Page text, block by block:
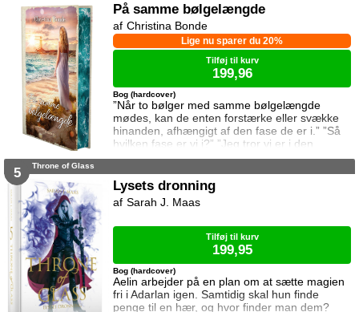
På samme bølgelængde
”Når to bølger med samme bølgelængde
mødes, kan de enten forstærke eller svække
hinanden, afhængigt af den fase de er i.” ”Så
hvilken fase er vi i?” ”Jeg tror vi er i den
samme fase.” To ting er vigtige for Elina da
sætte sin afdøde fars hus til salg. Salget skal
gå hurtigt, og hendes ophold skal være kort.
Elina har ikke besøgt byen siden hendes far
Bog (hardcover)
Lige nu sparer du 20%
Christina Bonde
Tilføj til kurv
199,96
5 Throne of Glass
Lysets dronning
Aelin arbejder på en plan om at sætte magien
fri i Adarlan igen. Samtidig skal hun finde
penge til en hær, og hvor finder man dem?
Bog (hardcover)
Sarah J. Maas
Tilføj til kurv
199,95